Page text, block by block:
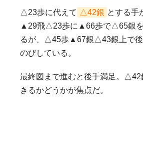
△23歩に代えて △42銀 とする手
▲29飛△23歩に▲66歩で△65銀を
るが、△45歩▲67銀△43銀上で後
のびしている。
最終図まで進むと後手満足。
きるかどうかが焦点だ。